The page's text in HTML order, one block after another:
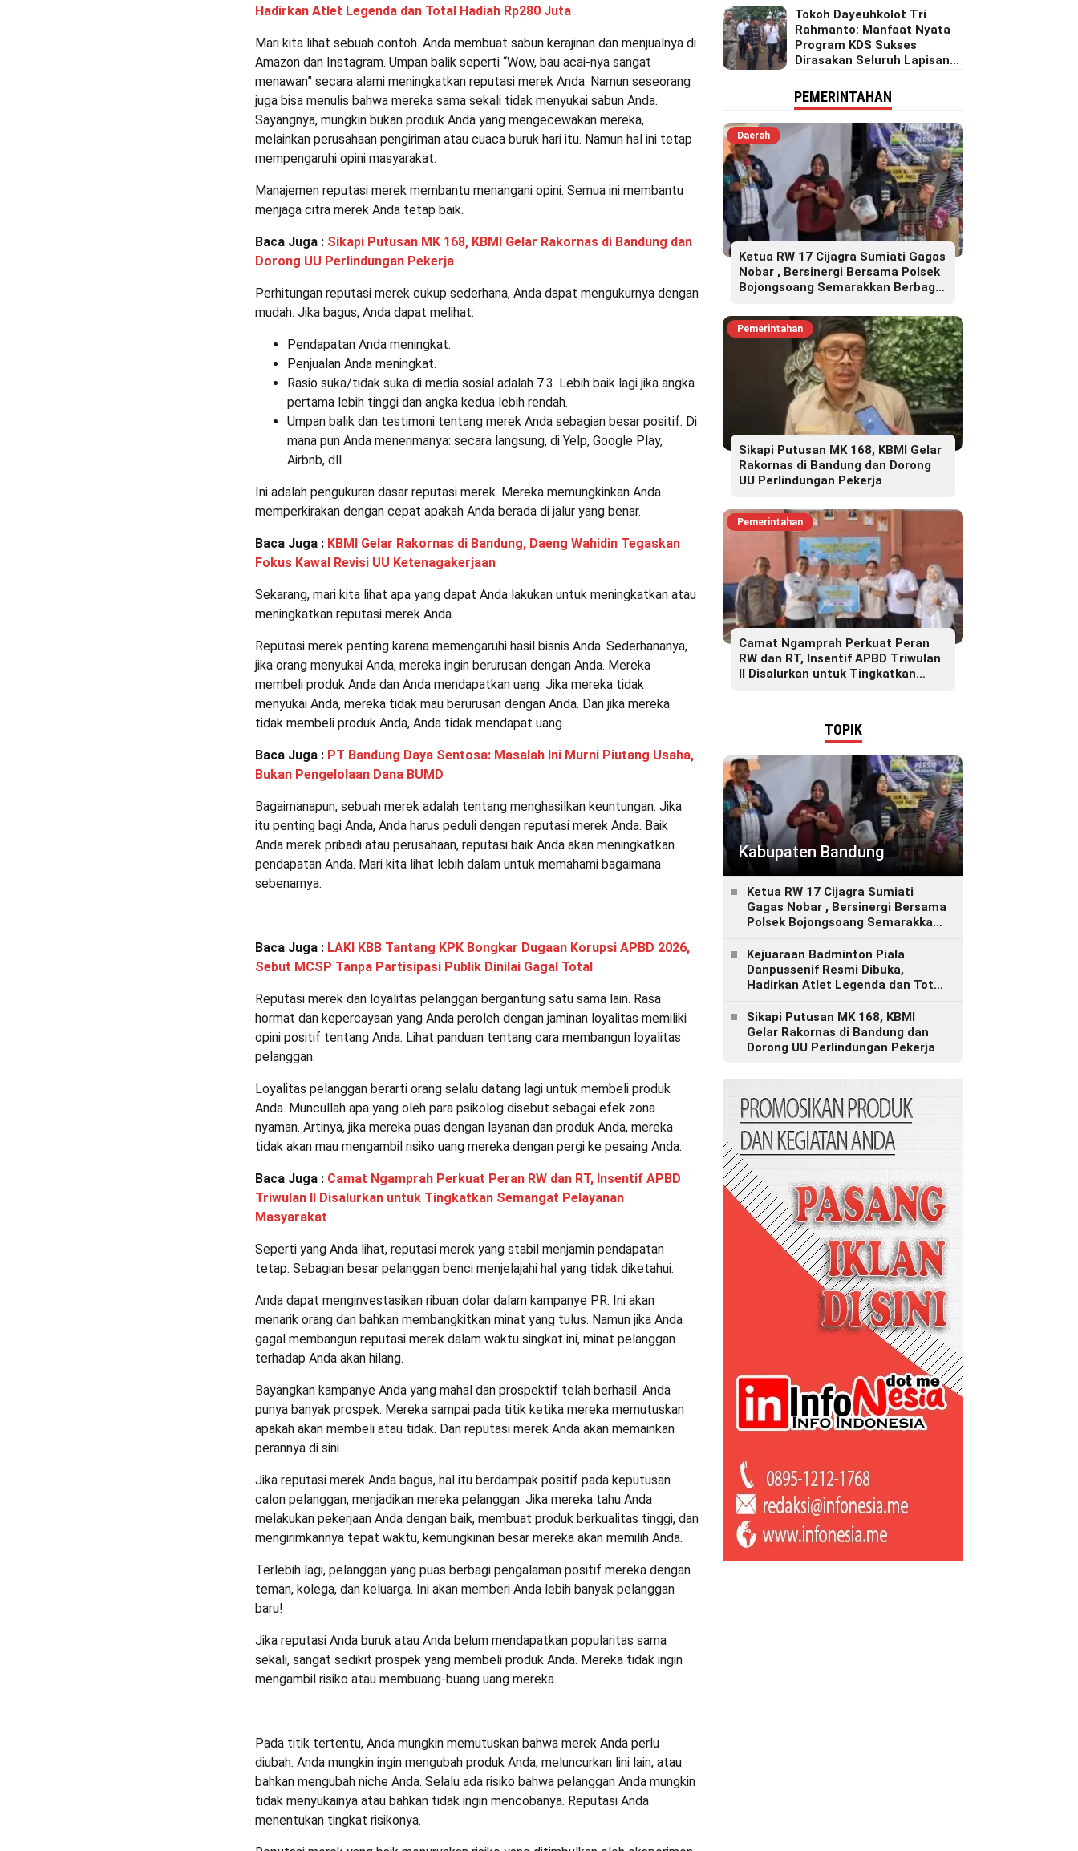
Hadirkan Atlet Legenda dan Total Hadiah Rp280 Juta
Mari kita lihat sebuah contoh. Anda membuat sabun kerajinan dan menjualnya di
Amazon dan Instagram. Umpan balik seperti “Wow, bau acai-nya sangat
menawan” secara alami meningkatkan reputasi merek Anda. Namun seseorang
juga bisa menulis bahwa mereka sama sekali tidak menyukai sabun Anda.
Sayangnya, mungkin bukan produk Anda yang mengecewakan mereka,
melainkan perusahaan pengiriman atau cuaca buruk hari itu. Namun hal ini tetap
mempengaruhi opini masyarakat.
Manajemen reputasi merek membantu menangani opini. Semua ini membantu
menjaga citra merek Anda tetap baik.
Baca Juga : Sikapi Putusan MK 168, KBMI Gelar Rakornas di Bandung dan
Dorong UU Perlindungan Pekerja
Perhitungan reputasi merek cukup sederhana, Anda dapat mengukurnya dengan
mudah. Jika bagus, Anda dapat melihat:
Pendapatan Anda meningkat.
Penjualan Anda meningkat.
Rasio suka/tidak suka di media sosial adalah 7:3. Lebih baik lagi jika angka
pertama lebih tinggi dan angka kedua lebih rendah.
Umpan balik dan testimoni tentang merek Anda sebagian besar positif. Di
mana pun Anda menerimanya: secara langsung, di Yelp, Google Play,
Airbnb, dll.
Ini adalah pengukuran dasar reputasi merek. Mereka memungkinkan Anda
memperkirakan dengan cepat apakah Anda berada di jalur yang benar.
Baca Juga : KBMI Gelar Rakornas di Bandung, Daeng Wahidin Tegaskan
Fokus Kawal Revisi UU Ketenagakerjaan
Sekarang, mari kita lihat apa yang dapat Anda lakukan untuk meningkatkan atau
meningkatkan reputasi merek Anda.
Reputasi merek penting karena memengaruhi hasil bisnis Anda. Sederhananya,
jika orang menyukai Anda, mereka ingin berurusan dengan Anda. Mereka
membeli produk Anda dan Anda mendapatkan uang. Jika mereka tidak
menyukai Anda, mereka tidak mau berurusan dengan Anda. Dan jika mereka
tidak membeli produk Anda, Anda tidak mendapat uang.
Baca Juga : PT Bandung Daya Sentosa: Masalah Ini Murni Piutang Usaha,
Bukan Pengelolaan Dana BUMD
Bagaimanapun, sebuah merek adalah tentang menghasilkan keuntungan. Jika
itu penting bagi Anda, Anda harus peduli dengan reputasi merek Anda. Baik
Anda merek pribadi atau perusahaan, reputasi baik Anda akan meningkatkan
pendapatan Anda. Mari kita lihat lebih dalam untuk memahami bagaimana
sebenarnya.
Baca Juga : LAKI KBB Tantang KPK Bongkar Dugaan Korupsi APBD 2026,
Sebut MCSP Tanpa Partisipasi Publik Dinilai Gagal Total
Reputasi merek dan loyalitas pelanggan bergantung satu sama lain. Rasa
hormat dan kepercayaan yang Anda peroleh dengan jaminan loyalitas memiliki
opini positif tentang Anda. Lihat panduan tentang cara membangun loyalitas
pelanggan.
Loyalitas pelanggan berarti orang selalu datang lagi untuk membeli produk
Anda. Muncullah apa yang oleh para psikolog disebut sebagai efek zona
nyaman. Artinya, jika mereka puas dengan layanan dan produk Anda, mereka
tidak akan mau mengambil risiko uang mereka dengan pergi ke pesaing Anda.
Baca Juga : Camat Ngamprah Perkuat Peran RW dan RT, Insentif APBD
Triwulan II Disalurkan untuk Tingkatkan Semangat Pelayanan
Masyarakat
Seperti yang Anda lihat, reputasi merek yang stabil menjamin pendapatan
tetap. Sebagian besar pelanggan benci menjelajahi hal yang tidak diketahui.
Anda dapat menginvestasikan ribuan dolar dalam kampanye PR. Ini akan
menarik orang dan bahkan membangkitkan minat yang tulus. Namun jika Anda
gagal membangun reputasi merek dalam waktu singkat ini, minat pelanggan
terhadap Anda akan hilang.
Bayangkan kampanye Anda yang mahal dan prospektif telah berhasil. Anda
punya banyak prospek. Mereka sampai pada titik ketika mereka memutuskan
apakah akan membeli atau tidak. Dan reputasi merek Anda akan memainkan
perannya di sini.
Jika reputasi merek Anda bagus, hal itu berdampak positif pada keputusan
calon pelanggan, menjadikan mereka pelanggan. Jika mereka tahu Anda
melakukan pekerjaan Anda dengan baik, membuat produk berkualitas tinggi, dan
mengirimkannya tepat waktu, kemungkinan besar mereka akan memilih Anda.
Terlebih lagi, pelanggan yang puas berbagi pengalaman positif mereka dengan
teman, kolega, dan keluarga. Ini akan memberi Anda lebih banyak pelanggan
baru!
Jika reputasi Anda buruk atau Anda belum mendapatkan popularitas sama
sekali, sangat sedikit prospek yang membeli produk Anda. Mereka tidak ingin
mengambil risiko atau membuang-buang uang mereka.
Pada titik tertentu, Anda mungkin memutuskan bahwa merek Anda perlu
diubah. Anda mungkin ingin mengubah produk Anda, meluncurkan lini lain, atau
bahkan mengubah niche Anda. Selalu ada risiko bahwa pelanggan Anda mungkin
tidak menyukainya atau bahkan tidak ingin mencobanya. Reputasi Anda
menentukan tingkat risikonya.
Tokoh Dayeuhkolot Tri
Rahmanto: Manfaat Nyata
Program KDS Sukses
Dirasakan Seluruh Lapisan
Pelosok.
PEMERINTAHAN
Daerah
Ketua RW 17 Cijagra Sumiati Gagas
Nobar , Bersinergi Bersama Polsek
Bojongsoang Semarakkan Berbagi
Pemerintahan
Sikapi Putusan MK 168, KBMI Gelar
Rakornas di Bandung dan Dorong
UU Perlindungan Pekerja
Pemerintahan
Camat Ngamprah Perkuat Peran
RW dan RT, Insentif APBD Triwulan
II Disalurkan untuk Tingkatkan
TOPIK
Kabupaten Bandung
Ketua RW 17 Cijagra Sumiati
Gagas Nobar , Bersinergi Bersama
Polsek Bojongsoang Semarakkan
Kejuaraan Badminton Piala
Danpussenif Resmi Dibuka,
Hadirkan Atlet Legenda dan Total
Sikapi Putusan MK 168, KBMI
Gelar Rakornas di Bandung dan
Dorong UU Perlindungan Pekerja